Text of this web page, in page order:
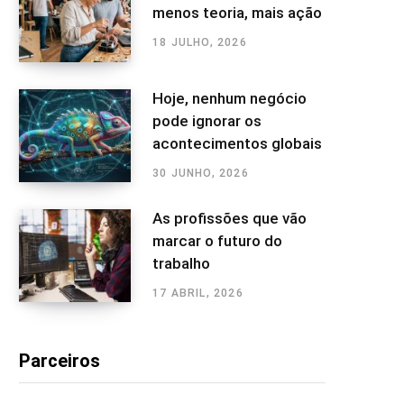
menos teoria, mais ação
18 JULHO, 2026
Hoje, nenhum negócio
pode ignorar os
acontecimentos globais
30 JUNHO, 2026
As profissões que vão
marcar o futuro do
trabalho
17 ABRIL, 2026
Parceiros